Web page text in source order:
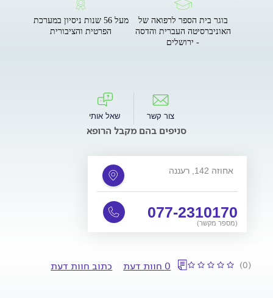
בוגר בית הספר לרפואה של
האוניברסיטה העברית והדסה
- ירושלים
מעל 56 שנות ניסיון במערכת
הפרטית והציבורית
צור קשר שאל אותי
סניפים בהם מקבל הרופא
אחוזה 142, רעננה
077-2310170
(מספר מקשר)
(0) 0 חוות דעת כתוב חוות דעת